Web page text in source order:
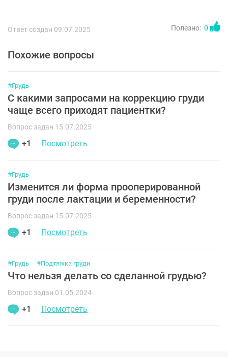
Ответ создан 09.07.2025 Полезно: 0
Похожие вопросы
#Грудь
С какими запросами на коррекцию груди
чаще всего приходят пациентки?
Вопрос задан 15.07.2025
+1 Посмотреть
#Грудь
Изменится ли форма прооперированной
груди после лактации и беременности?
Вопрос задан 15.07.2025
+1 Посмотреть
#Грудь #Подтяжка груди
Что нельзя делать со сделанной грудью?
Вопрос задан 01.05.2024
+1 Посмотреть